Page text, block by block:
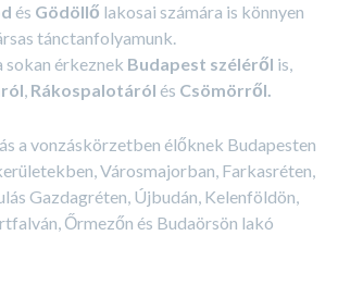
és Gödöllő lakosai számára is könnyen
tánctanfolyamunk.
érkeznek Budapest széléről is,
, Rákospalotáról és Csömörről.
a vonzáskörzetben élőknek Budapesten
Városmajorban, Farkasréten,
Gazdagréten, Újbudán, Kelenföldön,
Őrmezőn és Budaörsön lakó